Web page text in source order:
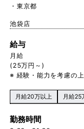
東京都
池袋店
給与
月給
(25万円～)
※ 経験・能力を考慮の
月給20万以上 月給25
勤務時間